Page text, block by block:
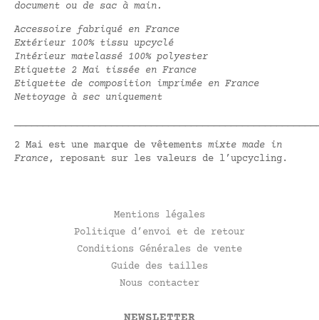
document ou de sac à main.
Accessoire fabriqué en France
Extérieur 100% tissu upcyclé
Intérieur matelassé 100% polyester
Etiquette 2 Mai tissée en France
Etiquette de composition imprimée en France
Nettoyage à sec uniquement
2 Mai est une marque de vêtements mixte made in
France, reposant sur les valeurs de l’upcycling.
Mentions légales
Politique d’envoi et de retour
Conditions Générales de vente
Guide des tailles
Nous contacter